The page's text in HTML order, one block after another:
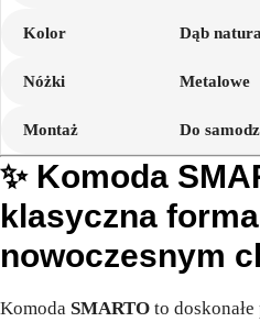
Kolor Dąb
Nóżki Metalowe
Montaż Do
✨ Komoda
klasyczna
nowoczesnym
Komoda SMARTO to